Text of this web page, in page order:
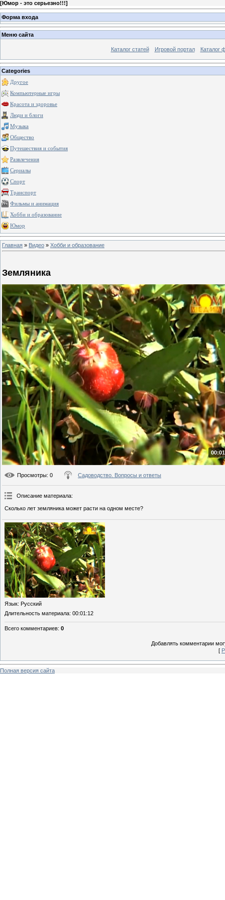
[Юмор - это серьезно!!!]
Форма входа
Меню сайта
Каталог статей Игровой портал Каталог
Categories
Другое
Компьютерные игры
Красота и здоровье
Люди и блоги
Музыка
Общество
Путешествия и события
Развлечения
Сериалы
Спорт
Транспорт
Фильмы и анимация
Хобби и образование
Юмор
Главная » Видео » Хобби и образование
Земляника
Просмотры: 0 Садоводство. Вопросы и ответы
Описание материала:
Сколько лет земляника может расти на одном месте?
Язык: Русский
Длительность материала: 00:01:12
Всего комментариев: 0
Добавлять комментарии
[
Полная версия сайта